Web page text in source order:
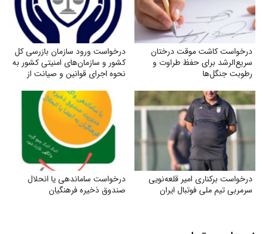
درخواست کاشت موقت درختان
سریع‌الرشد برای حفظ طراوت و
رطوبت جنگل‌ها
درخواست ورود سازمان بازرسی کل
کشور و سازمان‌های امنیتی کشور به
نحوه اجرای قوانین و صیانت از
درخواست برکناری امیر قلعه‌نویی
سرمربی تیم ملی فوتبال ایران
درخواست ساماندهی یا انحلال
صندوق ذخیره فرهنگیان